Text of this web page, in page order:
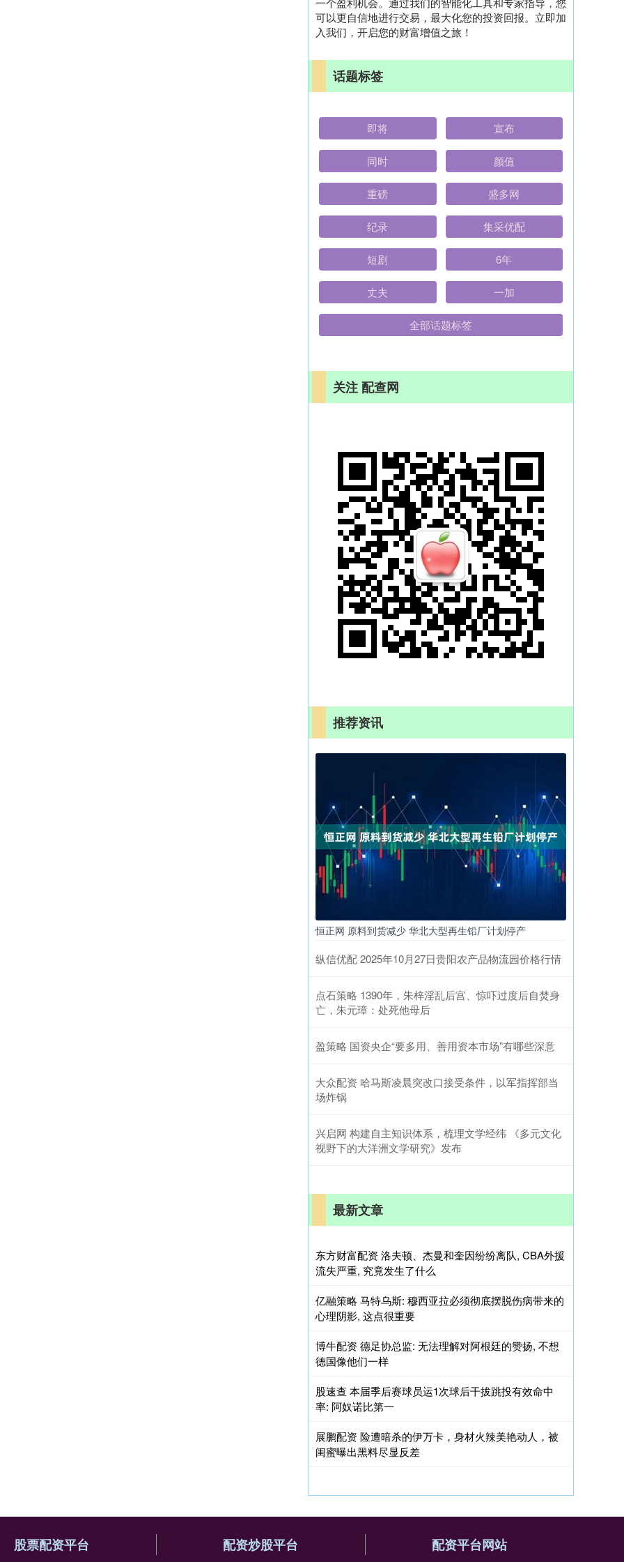
可以更自信地进行交易，最大化您的投资回报。立即加
入我们，开启您的财富增值之旅！
话题标签
即将 宣布
同时 颜值
重磅 盛多网
纪录 集采优配
短剧 6年
丈夫 一加
全部话题标签
关注 配查网
推荐资讯
恒正网 原料到货减少 华北大型再生铅厂计划停产
纵信优配 2025年10月27日贵阳农产品物流园价格行情
点石策略 1390年，朱梓淫乱后宫、惊吓过度后自焚身
亡，朱元璋：处死他母后
盈策略 国资央企“要多用、善用资本市场”有哪些深意
大众配资 哈马斯凌晨突改口接受条件，以军指挥部当
场炸锅
兴启网 构建自主知识体系，梳理文学经纬 《多元文化
视野下的大洋洲文学研究》发布
最新文章
东方财富配资 洛夫顿、杰曼和奎因纷纷离队, CBA外援
流失严重, 究竟发生了什么
亿融策略 马特乌斯: 穆西亚拉必须彻底摆脱伤病带来的
心理阴影, 这点很重要
博牛配资 德足协总监: 无法理解对阿根廷的赞扬, 不想
德国像他们一样
股速查 本届季后赛球员运1次球后干拔跳投有效命中
率: 阿奴诺比第一
展鹏配资 险遭暗杀的伊万卡，身材火辣美艳动人，被
闺蜜曝出黑料尽显反差
股票配资平台 配资炒股平台 配资平台网站